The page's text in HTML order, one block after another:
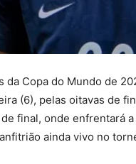
da Copa do Mundo de
(6), pelas oitavas de
final, onde enfrentará
ainda vivo no